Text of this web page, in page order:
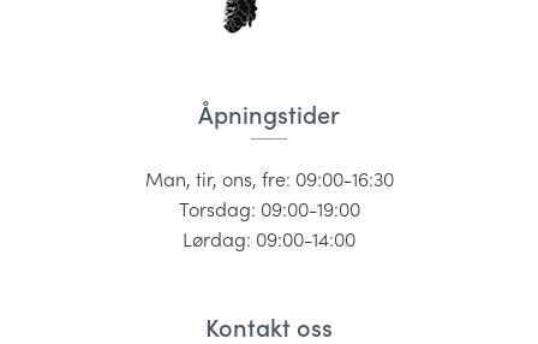
Åpningstider
Man, tir, ons, fre: 09:00-16:30
Torsdag: 09:00-19:00
Lørdag: 09:00-14:00
Kontakt oss